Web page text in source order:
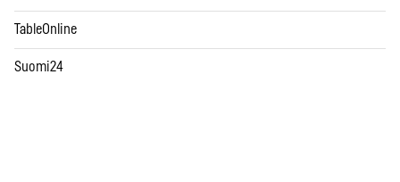
TableOnline
Suomi24